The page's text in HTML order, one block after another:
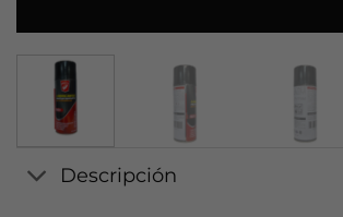
Descripción